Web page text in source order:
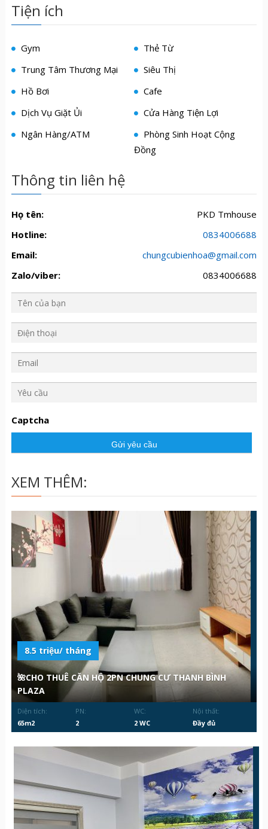
Tiện ích
Gym
Thẻ Từ
Trung Tâm Thương Mại
Siêu Thị
Hồ Bơi
Cafe
Dịch Vụ Giặt Ủi
Cửa Hàng Tiện Lợi
Ngân Hàng/ATM
Phòng Sinh Hoạt Cộng
Đồng
Thông tin liên hệ
Họ tên:
PKD Tmhouse
Hotline:
0834006688
Email:
chungcubienhoa@gmail.com
Zalo/viber:
0834006688
c
ầ
Captcha
XEM THÊM:
8.5 triệu/ tháng
🌺CHO THUÊ CĂN HỘ 2PN CHUNG CƯ THANH BÌNH
PLAZA
Diện tích:
65m2
PN:
2
WC:
2 WC
Nội thất:
Đầy đủ